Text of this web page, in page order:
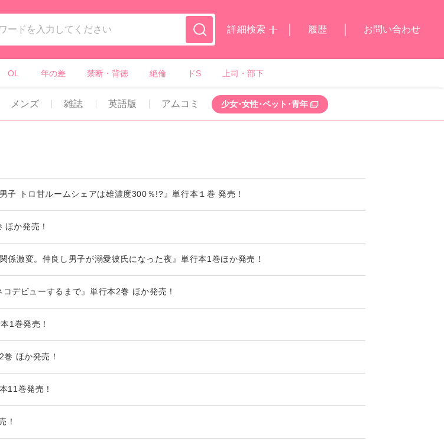
詳細検索
履歴 お問い合わせ
OL 年の差 禁断・背徳 絶倫 ドS 上司・部下
メンズ 雑誌 英語版 アムコミ 少女･女性･ペット･青年
子 トロ甘ルームシェアは雄濃度300％!?』単行本１巻 発売！
ほか発売！
係激変。仲良し男子が溺愛彼氏になった夜』単行本1巻ほか発売！
デビューするまで』単行本2巻 ほか発売！
1巻発売！
ほか発売！
11巻発売！
！